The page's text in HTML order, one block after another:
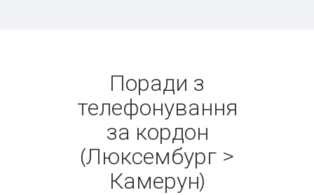
Поради з
телефонування
за кордон
(Люксембург >
Камерун)